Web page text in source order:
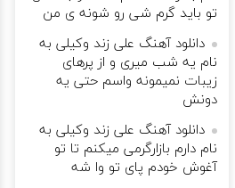
تو باید گرم شی رو شونه ى من
دانلود آهنگ علی زند وکیلی به
نام یه شب میرى و از پرهای
زيبات نمیمونه واسم حتی یه
دونش
دانلود آهنگ علی زند وکیلی به
نام دارم بازارگرمی میكنم تا تو
آغوش خودم پای تو وا شه